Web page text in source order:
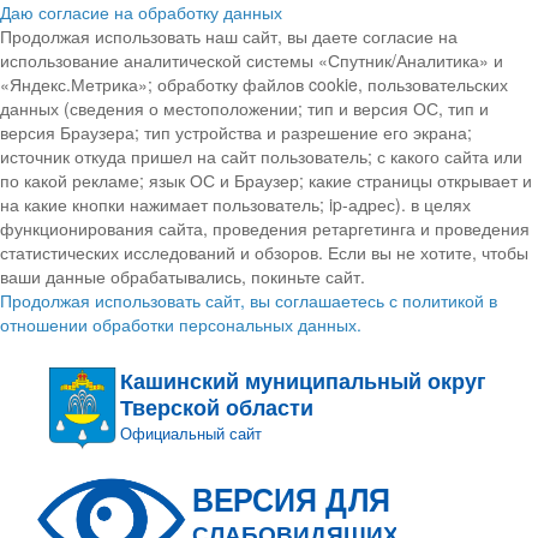
Даю согласие на обработку данных
Продолжая использовать наш сайт, вы даете согласие на
использование аналитической системы «Спутник/Аналитика» и
«Яндекс.Метрика»; обработку файлов cookie, пользовательских
данных (сведения о местоположении; тип и версия ОС, тип и
версия Браузера; тип устройства и разрешение его экрана;
источник откуда пришел на сайт пользователь; с какого сайта или
по какой рекламе; язык ОС и Браузер; какие страницы открывает и
на какие кнопки нажимает пользователь; ip-адрес). в целях
функционирования сайта, проведения ретаргетинга и проведения
статистических исследований и обзоров. Если вы не хотите, чтобы
ваши данные обрабатывались, покиньте сайт.
Продолжая использовать сайт, вы соглашаетесь с политикой в
отношении обработки персональных данных.